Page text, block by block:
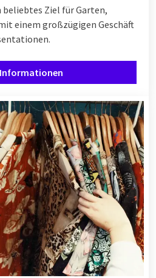
Ziel für Garten,
einem großzügigen Geschäft
Informationen